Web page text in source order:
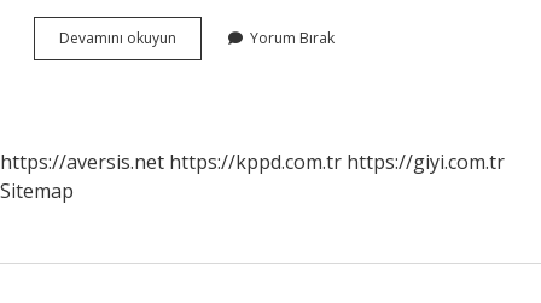
Devamını okuyun
Kuşu
Yorum Bırak
https://aversis.net https://kppd.com.tr https://giyi.com.tr
Sitemap